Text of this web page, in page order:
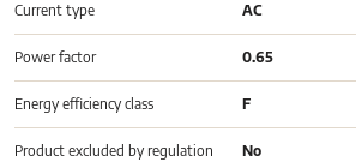
Current type AC
Power factor 0.65
Energy efficiency class F
Product excluded by regulation No